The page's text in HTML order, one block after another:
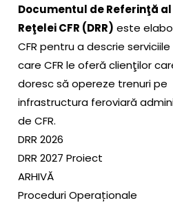
Documentul de Referinţă al
Reţelei CFR (DRR) este
CFR pentru a descrie
care CFR le oferă clienţilor
doresc să opereze trenuri pe
infrastructura feroviară
de CFR.
DRR 2026
DRR 2027 Proiect
ARHIVĂ
Proceduri Operaționale